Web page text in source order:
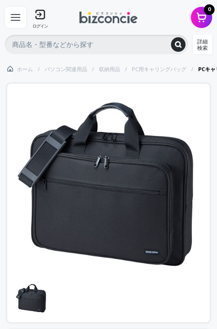
ログイン
0
詳細
検索
ホーム パソコン関連用品 収納用品 PC用キャリングバッグ PCキ